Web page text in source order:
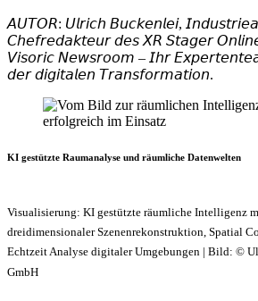
𝘈𝘜𝘛𝘖𝘙: 𝘜𝘭𝘳𝘪𝘤𝘩 𝘉𝘶𝘤𝘬𝘦𝘯𝘭𝘦𝘪,
𝘊𝘩𝘦𝘧𝘳𝘦𝘥𝘢𝘬𝘵𝘦𝘶𝘳 𝘥𝘦𝘴 𝘟𝘙 𝘚𝘵𝘢𝘨𝘦𝘳
𝘝𝘪𝘴𝘰𝘳𝘪𝘤 𝘕𝘦𝘸𝘴𝘳𝘰𝘰𝘮 – 𝘐𝘩𝘳
𝘥𝘦𝘳 𝘥𝘪𝘨𝘪𝘵𝘢𝘭𝘦𝘯 𝘛𝘳𝘢𝘯𝘴𝘧𝘰𝘳𝘮𝘢𝘵𝘪𝘰𝘯.
KI gestützte Raumanalyse und räumliche Datenwelten
Visualisierung: KI gestützte räumliche Intelligenz
dreidimensionaler Szenenrekonstruktion, Spatial
Echtzeit Analyse digitaler Umgebungen | Bild: ©
GmbH